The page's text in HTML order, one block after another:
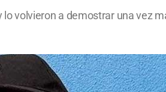
volvieron a demostrar una vez